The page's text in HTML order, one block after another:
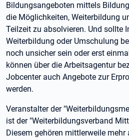
Bildungsangeboten mittels
die Möglichkeiten, Weiterbildung
Teilzeit zu absolvieren. Und sollte
Weiterbildung oder Umschulung
noch unsicher sein oder erst
können über die Arbeitsagentur
Jobcenter auch Angebote zur
werden.
Veranstalter der
ist der "Weiterbildungsverband
Diesem gehören mittlerweile mehr